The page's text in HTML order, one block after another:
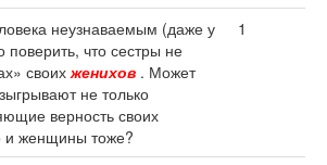
неузнаваемым (даже у
поверить, что сестры не
своихженихов . Может
не только
верность своих
и женщины тоже?
1